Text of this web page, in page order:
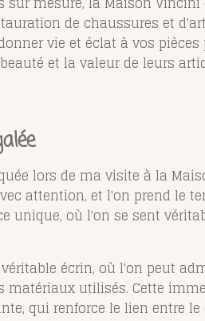
de chaussures et
vie et éclat à vos pièces
et la valeur de leurs
lors de ma visite à la
attention, et l'on prend le
unique, où l'on se sent
écrin, où l'on peut
matériaux utilisés. Cette
qui renforce le lien entre